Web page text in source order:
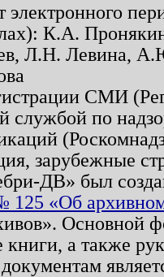
электронного
К.А.
Л.Н. Левина,
СМИ
службой по
зарубежные
ДВ» был
«Об
Основной
а также